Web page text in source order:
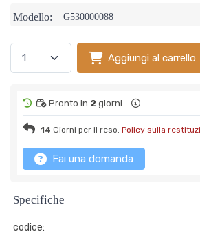
Modello: G530000088
Aggiungi al carrello
Pronto in 2 giorni
14 Giorni per il reso. Policy sulla
Fai una domanda
Specifiche
codice: